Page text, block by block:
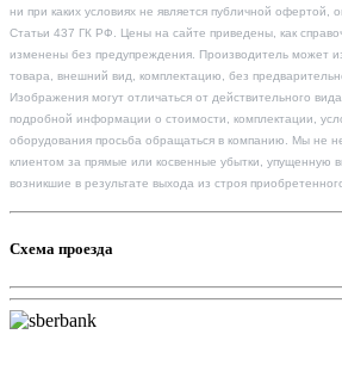
ни при каких условиях не является публичной офертой,
Статьи 437 ГК РФ. Цены на сайте приведены, как
изменены без предупреждения. Производитель может
товара, внешний вид, комплектацию, без
Изображения могут отличаться от действительного
подробной информации о стоимости, комплектации,
оборудования просьба обращаться в компанию. Мы не
клиентом за прямые или косвенные убытки, упущенную
возникшие в результате выхода из строя
Схема проезда